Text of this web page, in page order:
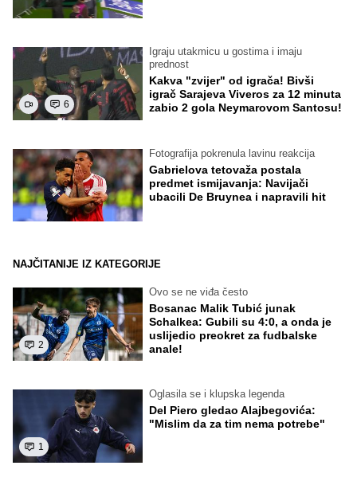
6
Igraju utakmicu u gostima i imaju
prednost
Kakva "zvijer" od igrača! Bivši
igrač Sarajeva Viveros za 12 minuta
zabio 2 gola Neymarovom Santosu!
Fotografija pokrenula lavinu reakcija
Gabrielova tetovaža postala
predmet ismijavanja: Navijači
ubacili De Bruynea i napravili hit
NAJČITANIJE IZ KATEGORIJE
2
Ovo se ne viđa često
Bosanac Malik Tubić junak
Schalkea: Gubili su 4:0, a onda je
uslijedio preokret za fudbalske
anale!
1
Oglasila se i klupska legenda
Del Piero gledao Alajbegovića:
"Mislim da za tim nema potrebe"